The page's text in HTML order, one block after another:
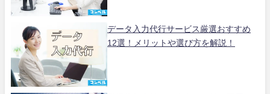
データ入力代行サービス厳選おすすめ
12選！メリットや選び方を解説！